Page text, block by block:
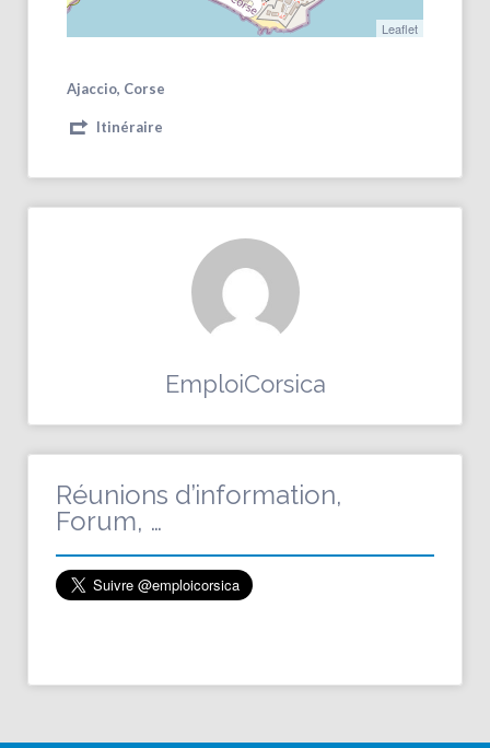
Leaflet
Ajaccio, Corse
Itinéraire
EmploiCorsica
Réunions d’information,
Forum, …